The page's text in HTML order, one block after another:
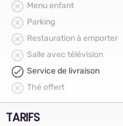
Menu enfant
Parking
Restauration à emporter
Salle avec télévision
Service de livraison
Thé offert
TARIFS